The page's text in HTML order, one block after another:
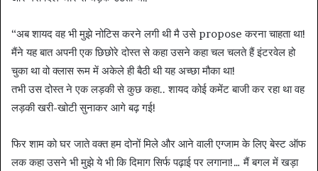
“अब शायद वह भी मुझे नोटिस करने लगी थी मै उसे propose करना चाहता था!
मैंने यह बात अपनी एक छिछोरे दोस्त से कहा उसने कहा चल चलते हैं इंटरवेल हो
चुका था वो क्लास रूम में अकेले ही बैठी थी यह अच्छा मौका था!
तभी उस दोस्त ने एक लड़की से कुछ कहा.. शायद कोई कमेंट बाजी कर रहा था वह
लड़की खरी-खोटी सुनाकर आगे बढ़ गई!
फिर शाम को घर जाते वक्त हम दोनों मिले और आने वाली एग्जाम के लिए बेस्ट ऑफ
लक कहा उसने भी मुझे ये भी कि दिमाग सिर्फ पढ़ाई पर लगाना!… मैं बगल में खड़ा